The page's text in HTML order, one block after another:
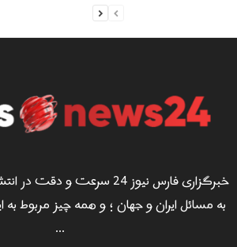
خبرگزاری فارس نیوز 24 سرعت و
به مسائل ایران و جهان ؛ و همه چیز مربوط
...